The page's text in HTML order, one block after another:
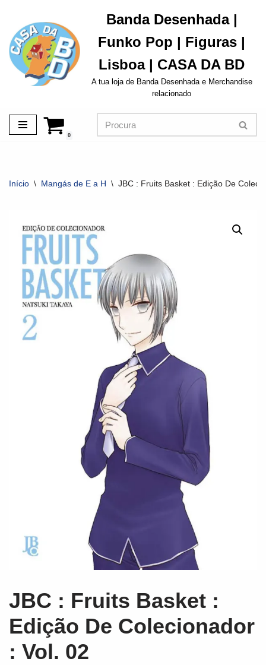
Avançar
para
o
conteúdo
Banda Desenhada |
Funko Pop | Figuras |
Lisboa | CASA DA BD
A tua loja de Banda Desenhada e Merchandise
relacionado
0
Início \ Mangás de E a H \ JBC : Fruits Basket : Edição De
JBC : Fruits Basket :
Edição De Colecionador
: Vol. 02